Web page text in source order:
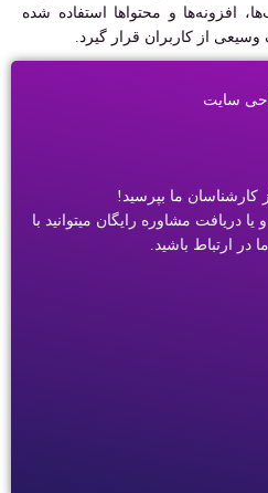
افزونه‌ها و محتواها استفاده شده
از کاربران قرار گیرد.
سایت
کارشناسان ما بپرسید!
دریافت مشاوره رایگان میتوانید با
در ارتباط باشید.